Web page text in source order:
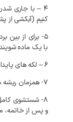
۴ – با جاری
کنیم (آبکشی از
۵- برای از بین
با یک ماده
۶ – لکه های پایدار در این مرحله نمایان و آشکار می شوند .
۷- همزمان ریشه ها به آرامی شستشو می شوند.
۸- شستشوی کامل
و پس از خاتمه،